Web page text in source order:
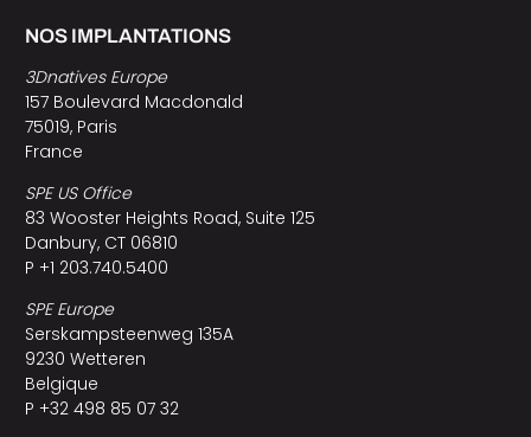
NOS IMPLANTATIONS
3Dnatives Europe
157 Boulevard Macdonald
75019, Paris
France
SPE US Office
83 Wooster Heights Road, Suite 125
Danbury, CT 06810
P +1 203.740.5400
SPE Europe
Serskampsteenweg 135A
9230 Wetteren
Belgique
P +32 498 85 07 32